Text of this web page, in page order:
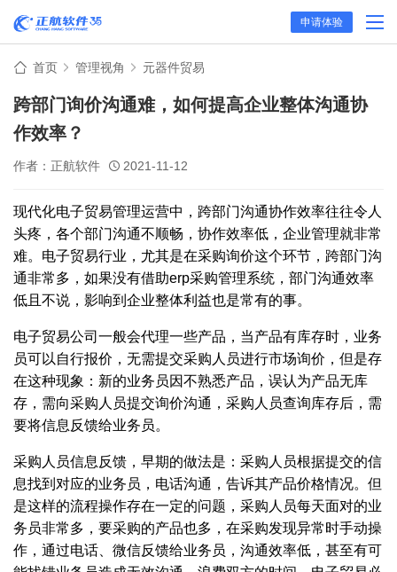
申请体验
首页 管理视角 元器件贸易
跨部门询价沟通难，如何提高企业整体沟通协
作效率？
作者：正航软件 2021-11-12
现代化电子贸易管理运营中，跨部门沟通协作效率往往令人
头疼，各个部门沟通不顺畅，协作效率低，企业管理就非常
难。电子贸易行业，尤其是在采购询价这个环节，跨部门沟
通非常多，如果没有借助erp采购管理系统，部门沟通效率
低且不说，影响到企业整体利益也是常有的事。
电子贸易公司一般会代理一些产品，当产品有库存时，业务
员可以自行报价，无需提交采购人员进行市场询价，但是存
在这种现象：新的业务员因不熟悉产品，误认为产品无库
存，需向采购人员提交询价沟通，采购人员查询库存后，需
要将信息反馈给业务员。
采购人员信息反馈，早期的做法是：采购人员根据提交的信
息找到对应的业务员，电话沟通，告诉其产品价格情况。但
是这样的流程操作存在一定的问题，采购人员每天面对的业
务员非常多，要采购的产品也多，在采购发现异常时手动操
作，通过电话、微信反馈给业务员，沟通效率低，甚至有可